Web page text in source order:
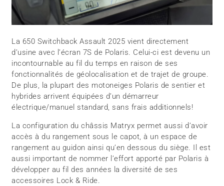
La 650 Switchback Assault 2025 vient directement
d’usine avec l’écran 7S de Polaris. Celui-ci est devenu un
incontournable au fil du temps en raison de ses
fonctionnalités de géolocalisation et de trajet de groupe.
De plus, la plupart des motoneiges Polaris de sentier et
hybrides arrivent équipées d’un démarreur
électrique/manuel standard, sans frais additionnels!
La configuration du châssis Matryx permet aussi d’avoir
accès à du rangement sous le capot, à un espace de
rangement au guidon ainsi qu’en dessous du siège. Il est
aussi important de nommer l’effort apporté par Polaris à
développer au fil des années la diversité de ses
accessoires Lock & Ride.